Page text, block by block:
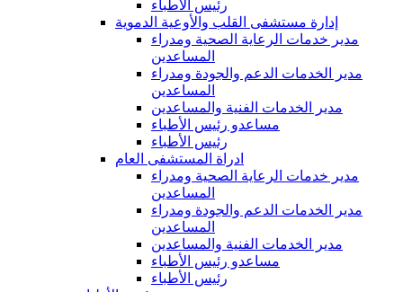
رئيس الأطباء
إدارة مستشفى القلب والأوعية الدموية
مدير خدمات الرعاية الصحية ومدراء
المساعدين
مدير الخدمات الدعم والجودة ومدراء
المساعدين
مدير الخدمات الفنية والمساعدين
مساعدو رئيس الأطباء
رئيس الأطباء
ادراة المستشفى العام
مدير خدمات الرعاية الصحية ومدراء
المساعدين
مدير الخدمات الدعم والجودة ومدراء
المساعدين
مدير الخدمات الفنية والمساعدين
مساعدو رئيس الأطباء
رئيس الأطباء